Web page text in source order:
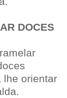
DOCES
lhe orientar